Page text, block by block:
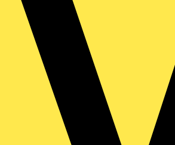
270G SC/4 2.6SN BX
bitte in den Warenkorb legen, um